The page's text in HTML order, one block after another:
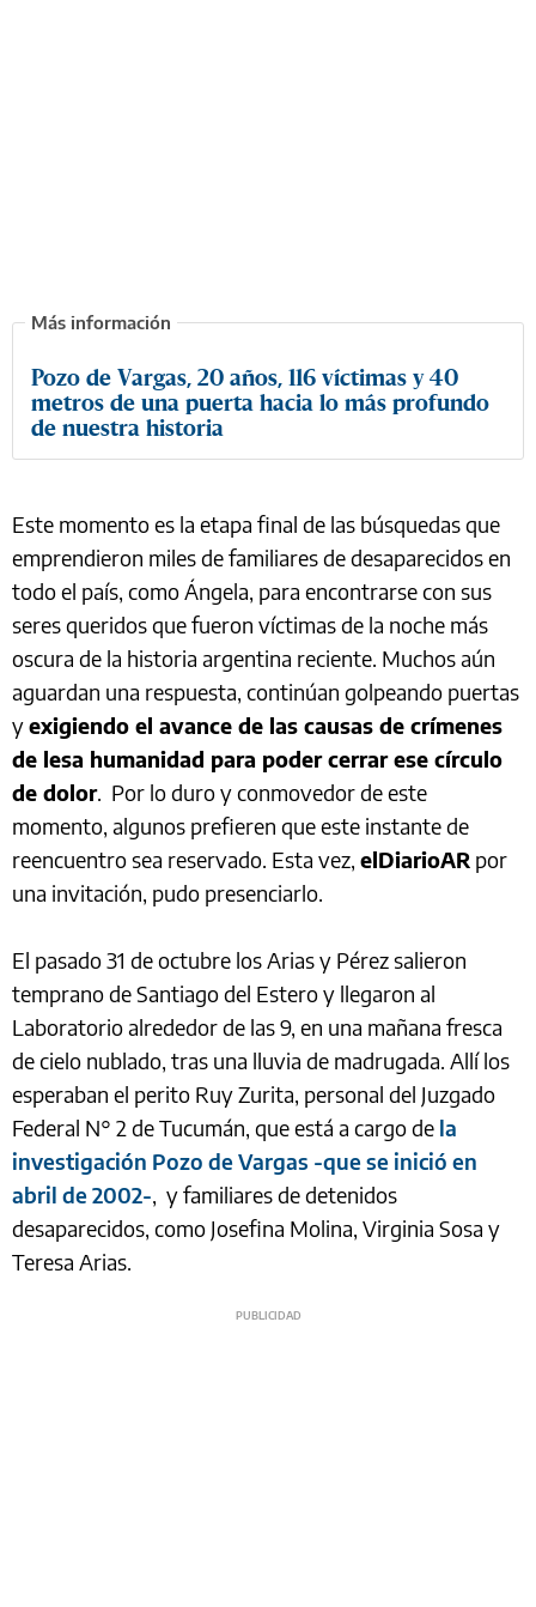
Pozo de Vargas, 20 años, 116 víctimas y 40
metros de una puerta hacia lo más profundo
de nuestra historia
Este momento es la etapa final de las búsquedas que
emprendieron miles de familiares de desaparecidos en
todo el país, como Ángela, para encontrarse con sus
seres queridos que fueron víctimas de la noche más
oscura de la historia argentina reciente. Muchos aún
aguardan una respuesta, continúan golpeando puertas
yexigiendo el avance de las causas de crímenes
de lesa humanidad para poder cerrar ese círculo
de dolor. Por lo duro y conmovedor de este
momento, algunos prefieren que este instante de
reencuentro sea reservado. Esta vez, elDiarioAR por
una invitación, pudo presenciarlo.
El pasado 31 de octubre los Arias y Pérez salieron
temprano de Santiago del Estero y llegaron al
Laboratorio alrededor de las 9, en una mañana fresca
de cielo nublado, tras una lluvia de madrugada. Allí los
esperaban el perito Ruy Zurita, personal del Juzgado
Federal N° 2 de Tucumán, que está a cargo de la
investigación Pozo de Vargas -que se inició en
abril de 2002-, y familiares de detenidos
desaparecidos, como Josefina Molina, Virginia Sosa y
Teresa Arias.